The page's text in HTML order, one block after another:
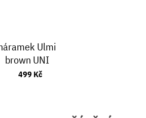
Ulmi
brown UNI
499 Kč